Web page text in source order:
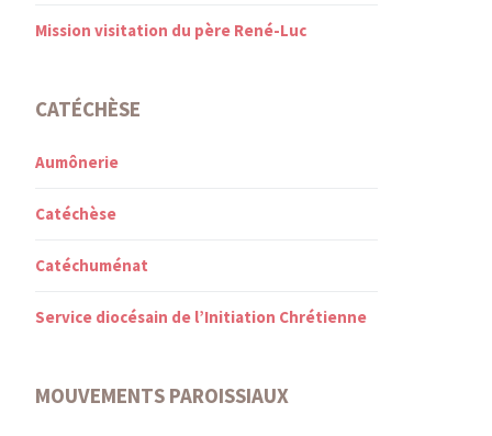
Mission visitation du père René-Luc
CATÉCHÈSE
Aumônerie
Catéchèse
Catéchuménat
Service diocésain de l’Initiation Chrétienne
MOUVEMENTS PAROISSIAUX